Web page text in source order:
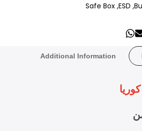
ESD
Safe Box
Send
Mail
Share
Whatsapp
Additional Information